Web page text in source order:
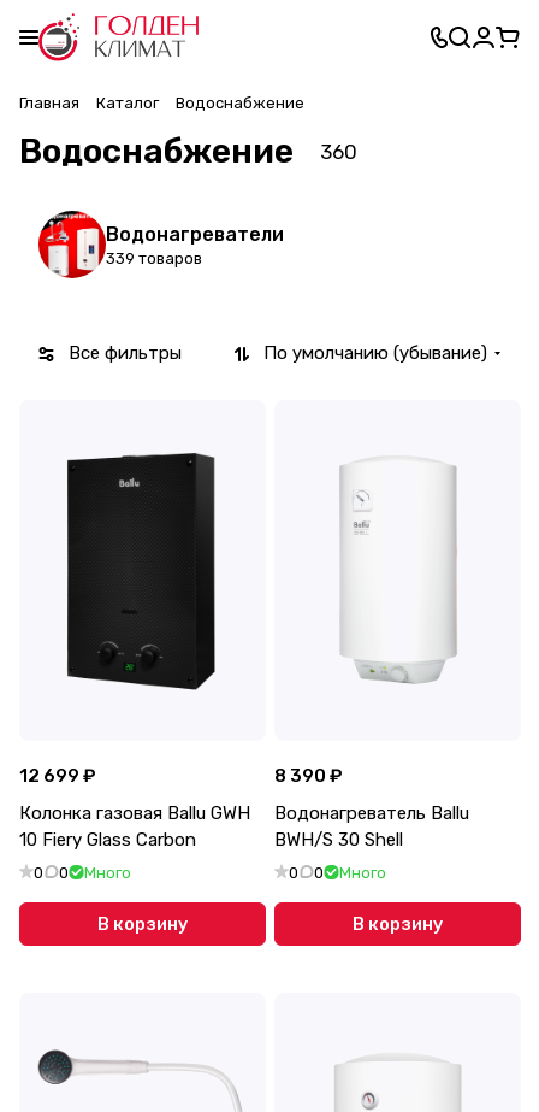
Главная Каталог Водоснабжение
Водоснабжение 360
Водонагреватели
339 товаров
Все фильтры По умолчанию (убывание)
12 699 ₽
Колонка газовая Ballu GWH
10 Fiery Glass Carbon
0 0 Много
В корзину
8 390 ₽
Водонагреватель Ballu
BWH/S 30 Shell
0 0 Много
В корзину